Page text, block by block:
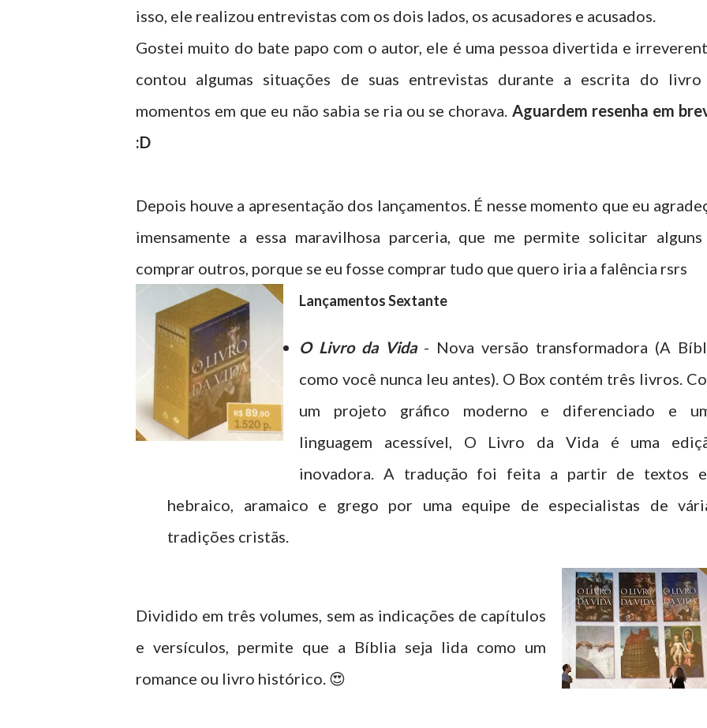
isso, ele realizou entrevistas com os dois lados, os acusadores e acusados.
Gostei muito do bate papo com o autor, ele é uma pessoa divertida e
contou algumas situações de suas entrevistas durante a escrita do
momentos em que eu não sabia se ria ou se chorava. Aguardem resenha em
:D
Depois houve a apresentação dos lançamentos. É nesse momento que eu
imensamente a essa maravilhosa parceria, que me permite solicitar
comprar outros, porque se eu fosse comprar tudo que quero iria a falência rsrs
Lançamentos Sextante
O Livro da Vida- Nova versão transformadora (A
como você nunca leu antes). O Box contém três livros.
um projeto gráfico moderno e diferenciado e
linguagem acessível, O Livro da Vida é uma
inovadora. A tradução foi feita a partir de textos
hebraico, aramaico e grego por uma equipe de especialistas de
tradições cristãs.
Dividido em três volumes, sem as indicações de capítulos
e versículos, permite que a Bíblia seja lida como um
romance ou livro histórico. 😍